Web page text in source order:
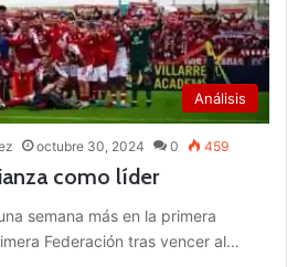
Análisis
octubre 30, 2024 0 459
como líder
semana más en la primera
Federación tras vencer al…